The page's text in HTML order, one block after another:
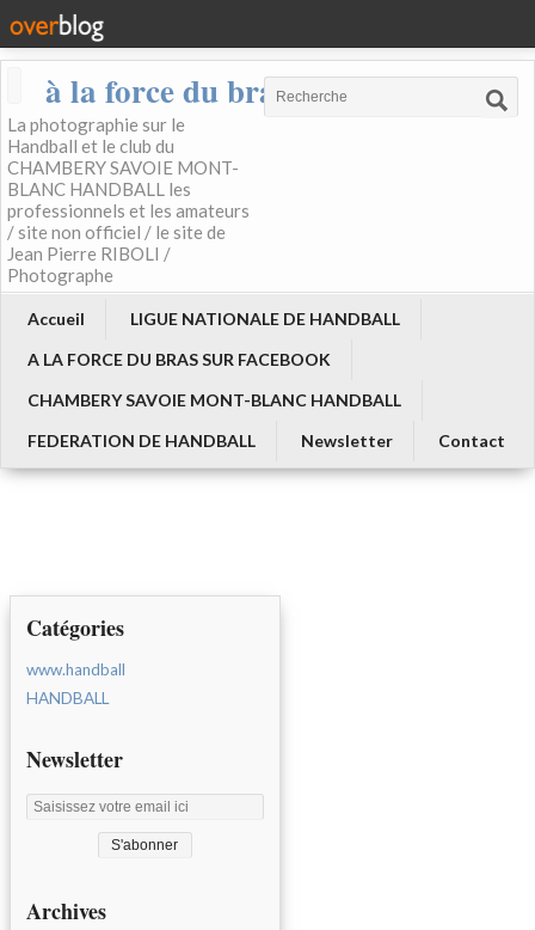
à la force du bras
La photographie sur le
Handball et le club du
CHAMBERY SAVOIE MONT-
BLANC HANDBALL les
professionnels et les amateurs
/ site non officiel / le site de
Jean Pierre RIBOLI /
Photographe
Accueil
LIGUE NATIONALE DE HANDBALL
A LA FORCE DU BRAS SUR FACEBOOK
CHAMBERY SAVOIE MONT-BLANC HANDBALL
FEDERATION DE HANDBALL
Newsletter Contact
Catégories
www.handball
HANDBALL
Newsletter
Archives